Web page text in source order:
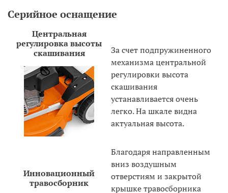
Cерийное оснащение
Центральная
регулировка высоты
скашивания
За счет подпружиненного
механизма центральной
регулировки высота
скашивания
устанавливается очень
легко. На шкале видна
актуальная высота.
Инновационный
травосборник
Благодаря направленным
вниз воздушным
отверстиям и закрытой
крышке травосборника